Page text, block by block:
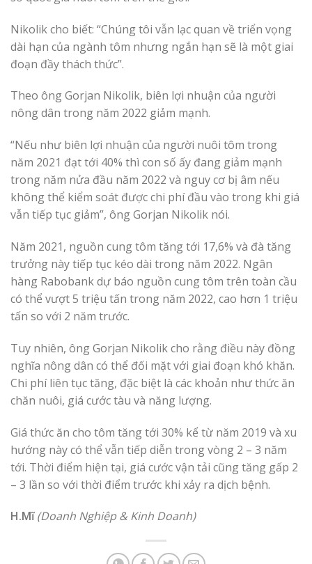
Nikolik cho biết: “Chúng tôi vẫn lạc quan về triển vọng
dài hạn của ngành tôm nhưng ngắn hạn sẽ là một giai
đoạn đầy thách thức”.
Theo ông Gorjan Nikolik, biên lợi nhuận của người
nông dân trong năm 2022 giảm mạnh.
“Nếu như biên lợi nhuận của người nuôi tôm trong
năm 2021 đạt tới 40% thì con số ấy đang giảm mạnh
trong năm nửa đầu năm 2022 và nguy cơ bị âm nếu
không thể kiểm soát được chi phí đầu vào trong khi giá
vẫn tiếp tục giảm”, ông Gorjan Nikolik nói.
Năm 2021, nguồn cung tôm tăng tới 17,6% và đà tăng
trưởng này tiếp tục kéo dài trong năm 2022. Ngân
hàng Rabobank dự báo nguồn cung tôm trên toàn cầu
có thể vượt 5 triệu tấn trong năm 2022, cao hơn 1 triệu
tấn so với 2 năm trước.
Tuy nhiên, ông Gorjan Nikolik cho rằng điều này đồng
nghĩa nông dân có thể đối mặt với giai đoạn khó khăn.
Chi phí liên tục tăng, đặc biệt là các khoản như thức ăn
chăn nuôi, giá cước tàu và năng lượng.
Giá thức ăn cho tôm tăng tới 30% kể từ năm 2019 và xu
hướng này có thể vẫn tiếp diễn trong vòng 2 – 3 năm
tới. Thời điểm hiện tại, giá cước vận tải cũng tăng gấp 2
– 3 lần so với thời điểm trước khi xảy ra dịch bệnh.
H.Mĩ(Doanh Nghiệp & Kinh Doanh)